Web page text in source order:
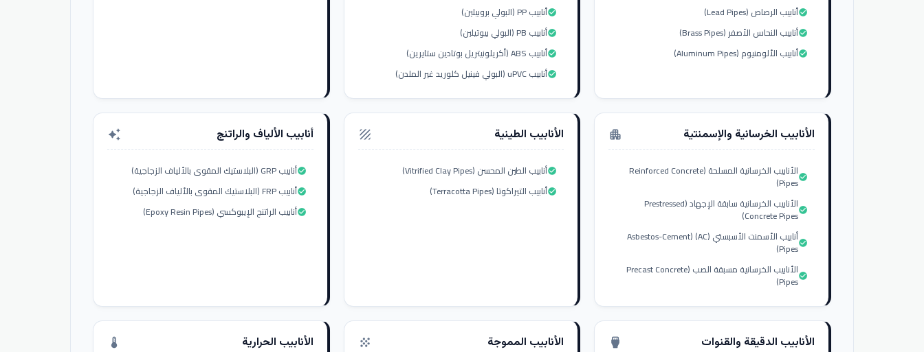
أنابيب الرصاص (Lead Pipes)check_circle
أنابيب النحاس الأصفر (Brass Pipes)check_circle
أنابيب الألومنيوم (Aluminum Pipes)check_circle
أنابيب PP (البولي بروبيلين)check_circle
أنابيب PB (البولي بيوتيلين)check_circle
أنابيب ABS (أكريلونيتريل بوتادين ستايرين)check_circle
أنابيب uPVC (البولي فينيل كلوريد غير الملدن)check_circle
الأنابيب الخرسانية والإسمنتية apartment
الأنابيب الخرسانية المسلحة (Reinforced Concrete
Pipes)check_circle
الأنابيب الخرسانية سابقة الإجهاد (Prestressed
Concrete Pipes)check_circle
أنابيب الأسمنت الأسبستي (AC) (Asbestos-Cement
Pipes)check_circle
الأنابيب الخرسانية مسبقة الصب (Precast Concrete
Pipes)check_circle
الأنابيب الطينية texture
أنابيب الطين المحسن (Vitrified Clay Pipes)check_circle
أنابيب التيراكوتا (Terracotta Pipes)check_circle
أنابيب الألياف والراتنج auto_awesome
أنابيب GRP (البلاستيك المقوى بالألياف الزجاجية)check_circle
أنابيب FRP (البلاستيك المقوى بالألياف الزجاجية)check_circle
أنابيب الراتنج الإيبوكسي (Epoxy Resin Pipes)check_circle
الأنابيب الدقيقة والقنوات settings_input_hdmi الأنابيب المموجة grain الأنابيب الحرارية thermostat